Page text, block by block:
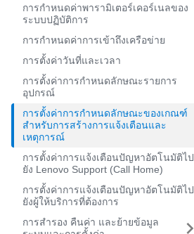
การกำหนดค่าพารามิเตอร์เคอร์เนลของ
ระบบปฏิบัติการ
การกำหนดค่าการเข้าถึงเครือข่าย
การตั้งค่าวันที่และเวลา
การตั้งค่าการกำหนดลักษณะรายการ
อุปกรณ์
การตั้งค่าการกำหนดลักษณะของเกณฑ์
สำหรับการสร้างการแจ้งเตือนและ
เหตุการณ์
การตั้งค่าการแจ้งเตือนปัญหาอัตโนมัติไป
ยัง Lenovo Support (Call Home)
การตั้งค่าการแจ้งเตือนปัญหาอัตโนมัติไป
ยังผู้ให้บริการที่ต้องการ
การสำรอง คืนค่า และย้ายข้อมูล